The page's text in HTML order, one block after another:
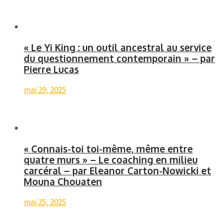
« Le Yi King : un outil ancestral au service
du questionnement contemporain » – par
Pierre Lucas
mai 29, 2025
« Connais-toi toi-même, même entre
quatre murs » – Le coaching en milieu
carcéral – par Eleanor Carton-Nowicki et
Mouna Chouaten
mai 25, 2025